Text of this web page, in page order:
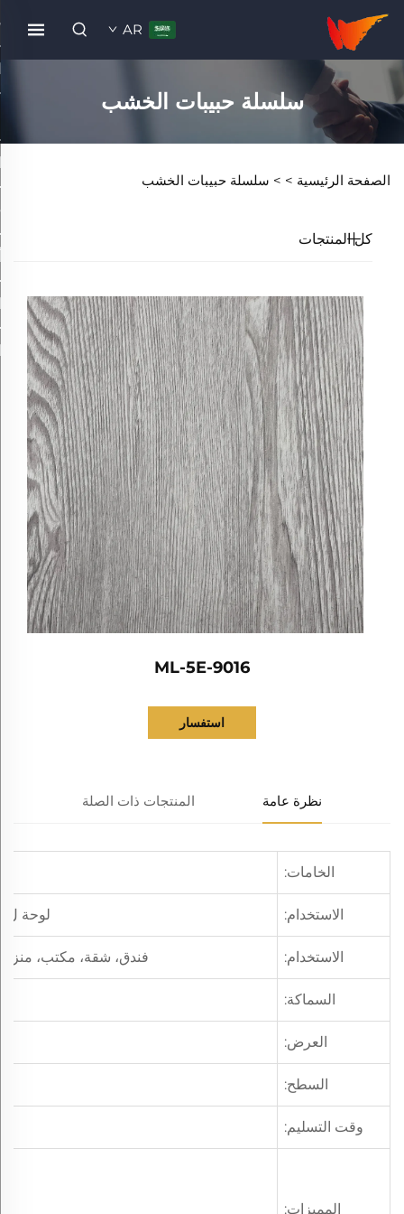
AR
سلسلة حبيبات الخشب
الصفحة الرئيسية > > سلسلة حبيبات الخشب
كل المنتجات
ML-5E-9016
استفسار
نظرة عامة المنتجات ذات الصلة
الخامات:
الاستخدام: لوحة لamination Mdf، باب، دولاب، أرضية، نافذة، إلخ
الاستخدام: فندق، شقة، مكتب،
السماكة:
العرض:
السطح:
وقت التسليم:
المميزات: